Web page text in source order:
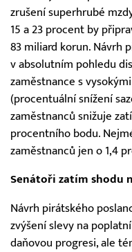
zrušení superhrubé
15 a 23 procent by
83 miliard korun. Návrh
v absolutním pohledu
zaměstnance s
(procentuální snížení
zaměstnanců snižuje
procentního bodu.
zaměstnanců jen o 1,4
Senátoři zatím shodu
Návrh pirátského
zvýšení slevy na
daňovou progresi, ale